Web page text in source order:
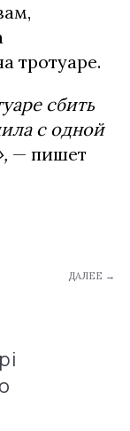
тротуаре.
сбить
с одной
— пишет
ДАЛЕЕ →